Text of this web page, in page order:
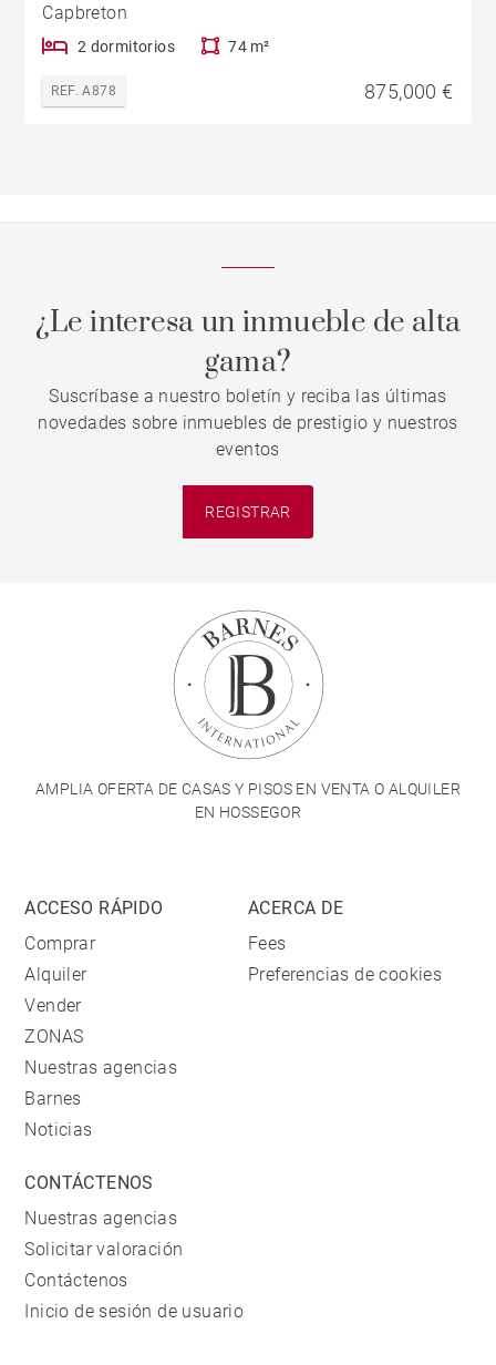
Capbreton
2 dormitorios 74 m²
REF. A878 875,000 €
¿Le interesa un inmueble de alta
gama?
Suscríbase a nuestro boletín y reciba las últimas
novedades sobre inmuebles de prestigio y nuestros
eventos
REGISTRAR
AMPLIA OFERTA DE CASAS Y PISOS EN VENTA O ALQUILER
EN HOSSEGOR
ACCESO RÁPIDO
Comprar
Alquiler
Vender
ZONAS
Nuestras agencias
Barnes
Noticias
ACERCA DE
Fees
Preferencias de cookies
CONTÁCTENOS
Nuestras agencias
Solicitar valoración
Contáctenos
Inicio de sesión de usuario